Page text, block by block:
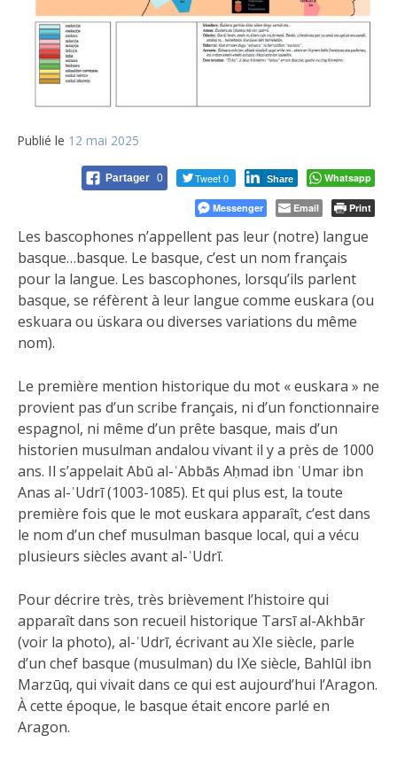
Publié le 12 mai 2025
Partager 0 Tweet 0 Share Whatsapp
Messenger Email Print
Les bascophones n’appellent pas leur (notre) langue
basque…basque. Le basque, c’est un nom français
pour la langue. Les bascophones, lorsqu’ils parlent
basque, se réfèrent à leur langue comme euskara (ou
eskuara ou üskara ou diverses variations du même
nom).
Le première mention historique du mot « euskara » ne
provient pas d’un scribe français, ni d’un fonctionnaire
espagnol, ni même d’un prête basque, mais d’un
historien musulman andalou vivant il y a près de 1000
ans. Il s’appelait Abū al-ʿAbbās Aḥmad ibn ʿUmar ibn
Anas al-ʿUdrī (1003-1085). Et qui plus est, la toute
première fois que le mot euskara apparaît, c’est dans
le nom d’un chef musulman basque local, qui a vécu
plusieurs siècles avant al-ʿUdrī.
Pour décrire très, très brièvement l’histoire qui
apparaît dans son recueil historique Tarsī al-Akhbār
(voir la photo), al-ʿUdrī, écrivant au XIe siècle, parle
d’un chef basque (musulman) du IXe siècle, Bahlūl ibn
Marzūq, qui vivait dans ce qui est aujourd’hui l’Aragon.
À cette époque, le basque était encore parlé en
Aragon.